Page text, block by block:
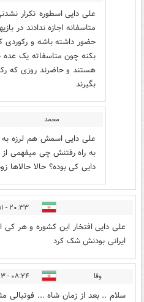
علی دایی اسطوره تکرار
متاسفانه اجازه ندادند در
حضور داشته باشه و رکوردی
بکنه چون متاسفاته یک
هستند و حاضرند روزی که
بگیرند
محمد
علی دایی اسمش هم لرزه
به راه رفتنش چی میفهمی
دایی کی بوده؟ حالا حالاها
۲۰:۳۳ - ۱۳۹۹/۱۲/۱۱
علی دایی افتخار این کشوره و هر کی
ایرانی بودنش شک کرد
وفا ۰۸:۲۴ - ۱۳۹۹/۱۲/۱۳
سلام .. بعد از زمان شاه ...